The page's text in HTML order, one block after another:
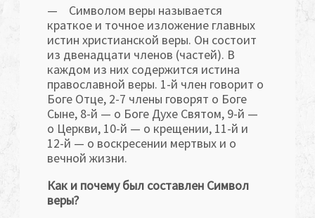
— Символом веры называется
краткое и точное изложение главных
истин христианской веры. Он состоит
из двенадцати членов (частей). В
каждом из них содержится истина
православной веры. 1-й член говорит о
Боге Отце, 2-7 члены говорят о Боге
Сыне, 8-й — о Боге Духе Святом, 9-й —
о Церкви, 10-й — о крещении, 11-й и
12-й — о воскре­сении мертвых и о
вечной жизни.
Как и почему был составлен Символ
веры?